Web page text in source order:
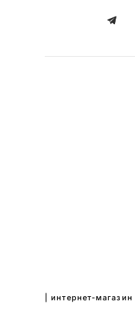
| интернет-магазин |